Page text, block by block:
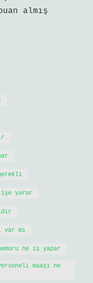
almış
işe yarar
var mı
ne iş yapar
maaşı ne